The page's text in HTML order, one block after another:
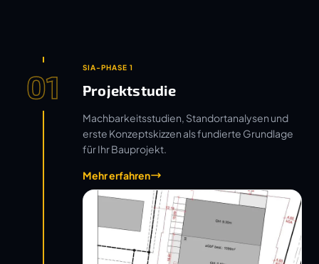
01 SIA-PHASE 1
Projektstudie
Machbarkeitsstudien, Standortanalysen und
erste Konzeptskizzen als fundierte Grundlage
für Ihr Bauprojekt.
Mehr erfahren